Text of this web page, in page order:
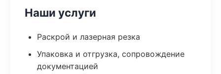
Наши услуги
Раскрой и лазерная резка
Упаковка и отгрузка, сопровождение
документацией